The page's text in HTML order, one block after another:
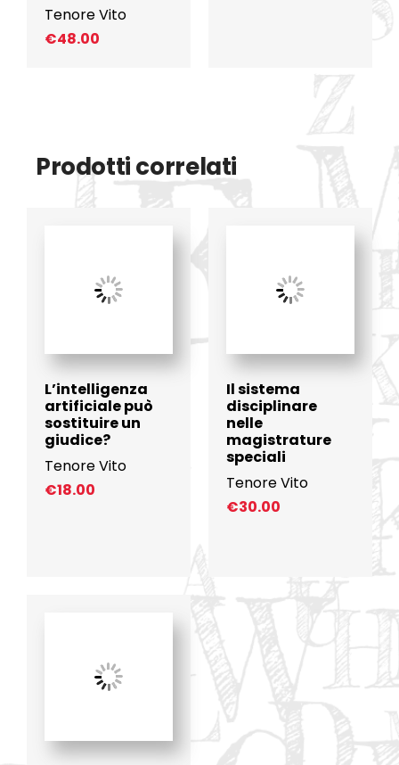
Tenore Vito
€48.00
Prodotti correlati
L’intelligenza
artificiale può
sostituire un
giudice?
Tenore Vito
€18.00
Il sistema
disciplinare
nelle
magistrature
speciali
Tenore Vito
€30.00